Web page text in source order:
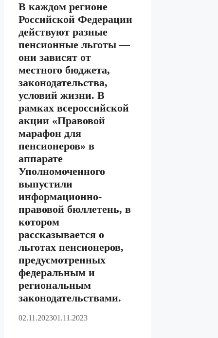
В каждом регионе
Российской Федерации
действуют разные
пенсионные льготы —
они зависят от
местного бюджета,
законодательства,
условий жизни. В
рамках всероссийской
акции «Правовой
марафон для
пенсионеров» в
аппарате
Уполномоченного
выпустили
информационно-
правовой бюллетень, в
котором
рассказывается о
льготах пенсионеров,
предусмотренных
федеральным и
региональным
законодательствами.
02.11.202301.11.2023